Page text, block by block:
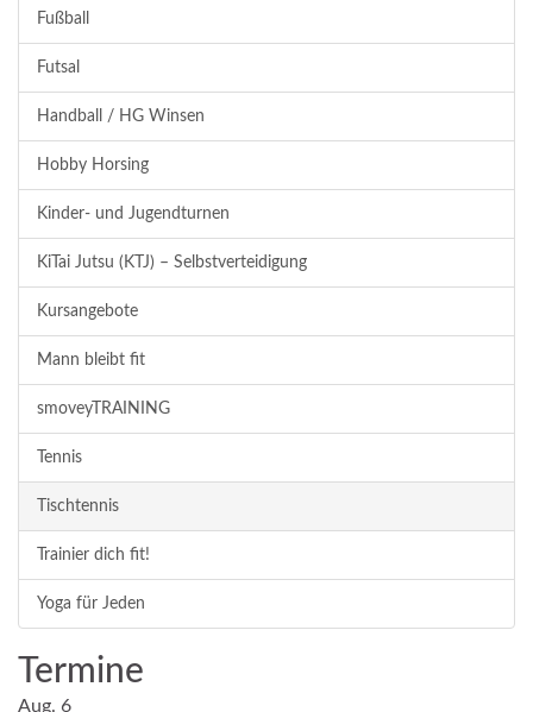
Fußball
Futsal
Handball / HG Winsen
Hobby Horsing
Kinder- und Jugendturnen
KiTai Jutsu (KTJ) – Selbstverteidigung
Kursangebote
Mann bleibt fit
smoveyTRAINING
Tennis
Tischtennis
Trainier dich fit!
Yoga für Jeden
Termine
Aug. 6